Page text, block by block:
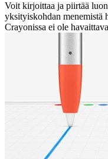
Voit kirjoittaa ja piirtää
yksityiskohdan menemistä
Crayonissa ei ole